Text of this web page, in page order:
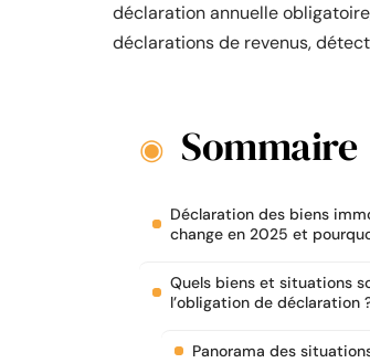
déclaration annuelle
déclarations de revenus,
Sommaire
Déclaration des biens
change en 2025 et
Quels biens et situations
l’obligation de déclaration
Panorama des